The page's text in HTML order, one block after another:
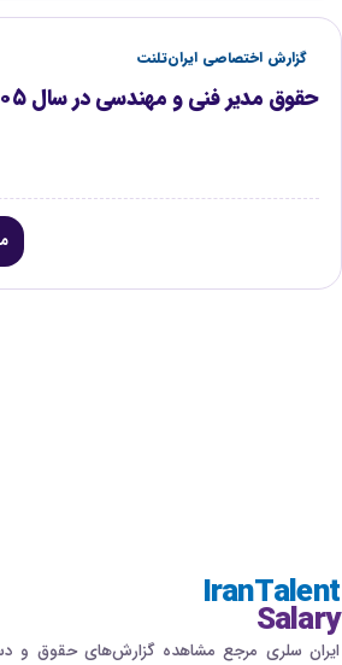
گزارش اختصاصی ایران‌تلنت
حقوق مدیر فنی و مهندسی در سال ۱۴۰۵
IranTalent
Salary
ایران سلری مرجع مشاهده گزارش‌های حقوق و